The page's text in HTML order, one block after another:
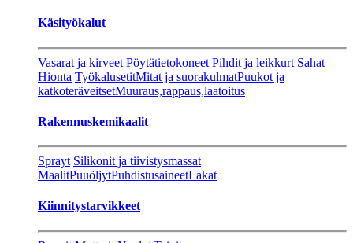
Käsityökalut
Vasarat ja kirveet Pöytätietokoneet Pihdit ja leikkurt Sahat
Hionta TyökalusetitMitat ja suorakulmatPuukot ja
katkoteräveitsetMuuraus,rappaus,laatoitus
Rakennuskemikaalit
Sprayt Silikonit ja tiivistysmassat
MaalitPuuöljytPuhdistusaineetLakat
Kiinnitystarvikkeet